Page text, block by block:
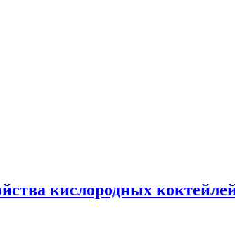
кислородных